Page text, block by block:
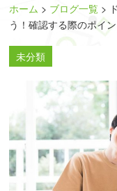
ホーム ブログ一覧
う！確認する際のポイ
未分類